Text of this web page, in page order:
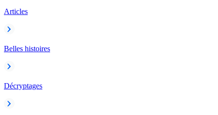
Articles
Belles histoires
Décryptages